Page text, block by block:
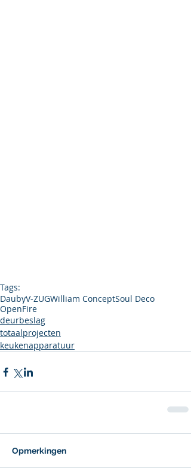
Tags:
DaubyV-ZUGWilliam ConceptSoul Deco
OpenFire
deurbeslag
totaalprojecten
keukenapparatuur
Opmerkingen